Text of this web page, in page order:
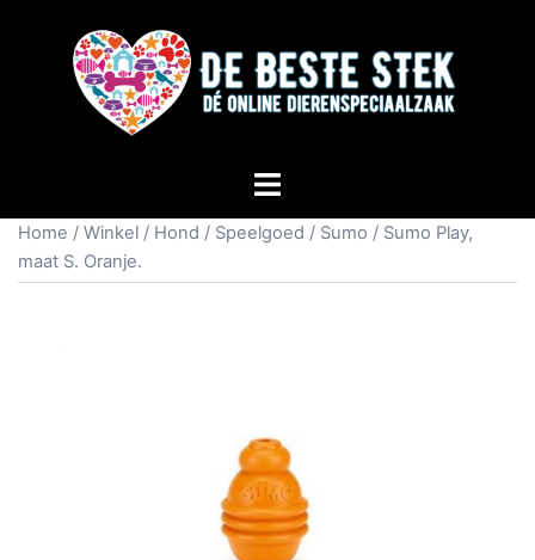
Home / Winkel / Hond / Speelgoed / Sumo / Sumo Play,
maat S. Oranje.